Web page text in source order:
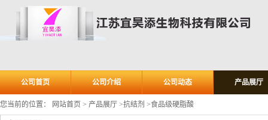
公司首页 公司介绍 公司动态 产品展厅
您当前的位置： 网站首页 > 产品展厅 >抗结剂 >食品级硬脂酸